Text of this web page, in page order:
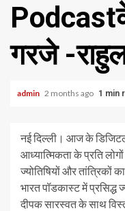
गरजे -
admin 2 months ago 1 min
नई दिल्ली। आज के
आध्यात्मिकता के प्रति
ज्योतिषियों और तांत्रिकों
भारत पॉडकास्ट में प्रसिद्ध
दीपक सारस्वत के साथ